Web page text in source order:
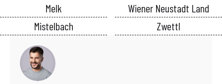
Melk
Mistelbach
Wiener Neustadt Land
Zwettl